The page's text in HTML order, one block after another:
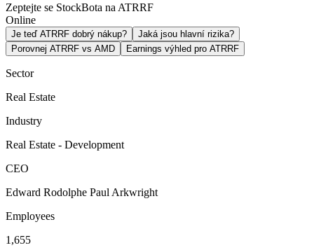
Zeptejte se StockBota na ATRRF
Online
Je teď ATRRF dobrý nákup?
Jaká jsou hlavní rizika?
Porovnej ATRRF vs AMD
Earnings výhled pro ATRRF
Sector
Real Estate
Industry
Real Estate - Development
CEO
Edward Rodolphe Paul Arkwright
Employees
1,655